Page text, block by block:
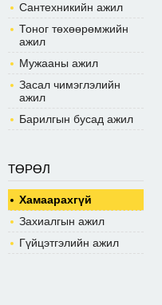
Сантехникийн ажил
Тоног төхөөрөмжийн
ажил
Мужааны ажил
Засал чимэглэлийн
ажил
Барилгын бусад ажил
ТӨРӨЛ
Хамаарахгүй
Захиалгын ажил
Гүйцэтгэлийн ажил